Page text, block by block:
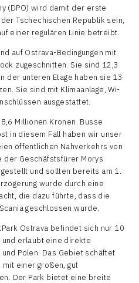
(DPO) wird damit der erste
Tschechischen Republik sein,
einer regulären Linie betreibt.
auf Ostrava-Bedingungen mit
zugeschnitten. Sie sind 12,3
der unteren Etage haben sie 13
Sie sind mit Klimaanlage, Wi-
ausgestattet.
Millionen Kronen. Busse
in diesem Fall haben wir unser
öffentlichen Nahverkehrs von
der Geschäfstsfürer Morys
und sollten bereits am 1.
wurde durch eine
die dazu führte, dass die
geschlossen wurde.
Ostrava befindet sich nur 10
und erlaubt eine direkte
Polen. Das Gebiet schäftet
einer großen, gut
Der Park bietet eine breite